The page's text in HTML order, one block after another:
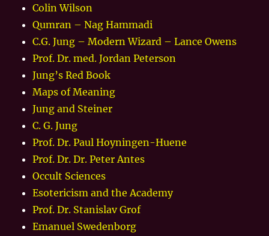
Colin Wilson
Qumran – Nag Hammadi
C.G. Jung – Modern Wizard – Lance Owens
Prof. Dr. med. Jordan Peterson
Jung’s Red Book
Maps of Meaning
Jung and Steiner
C. G. Jung
Prof. Dr. Paul Hoyningen-Huene
Prof. Dr. Dr. Peter Antes
Occult Sciences
Esotericism and the Academy
Prof. Dr. Stanislav Grof
Emanuel Swedenborg